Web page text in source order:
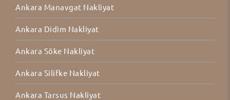
Ankara Manavgat Nakliyat
Ankara Didim Nakliyat
Ankara Söke Nakliyat
Ankara Silifke Nakliyat
Ankara Tarsus Nakliyat